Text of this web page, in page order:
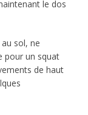
le dos
sol, ne
pour un squat
de haut